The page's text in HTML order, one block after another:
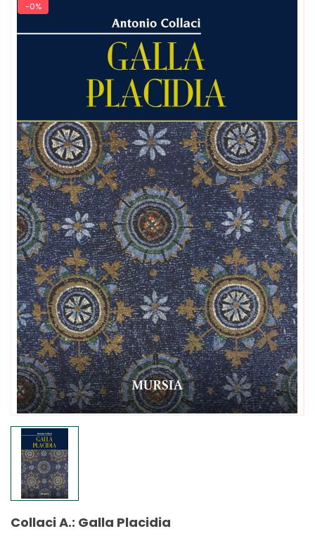
-0%
Collaci A.: Galla Placidia